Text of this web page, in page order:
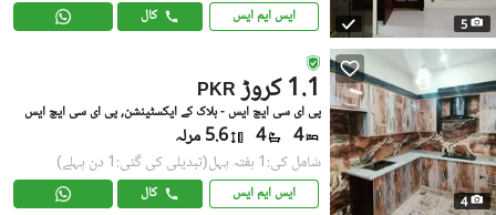
5 ایس ایم ایس کال
4
PKR 1.1 کروڑ
پی ای سی ایچ ایس - بلاک کے ایکسٹینشن, پی ای سی ایچ ایس
4
4 5.6 مرلہ
شامل کی:1 ہفتہ پہل (تبدیلی کی گئی:1 دن پہلے)
ایس ایم ایس کال